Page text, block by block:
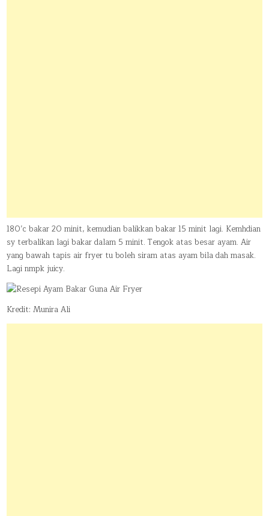
180’c bakar 20 minit, kemudian balikkan bakar 15 minit lagi. Kemhdian
sy terbalikan lagi bakar dalam 5 minit. Tengok atas besar ayam. Air
yang bawah tapis air fryer tu boleh siram atas ayam bila dah masak.
Lagi nmpk juicy.
Kredit: Munira Ali